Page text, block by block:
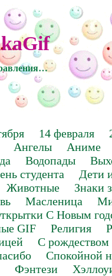
14 февраля
Ангелы
Аниме
Водопады
студента
Дети
Животные
Знаки
Масленица
С Новым
GIF Религия
С рождеством
Спокойной
Фэнтези